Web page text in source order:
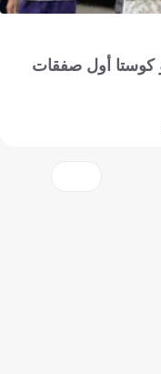
كوستا أول صفقات